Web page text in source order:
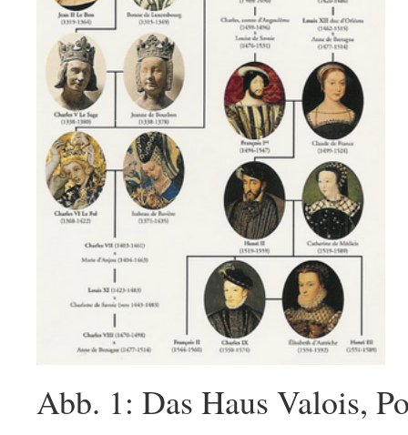
Abb. 1: Das Haus Valois,